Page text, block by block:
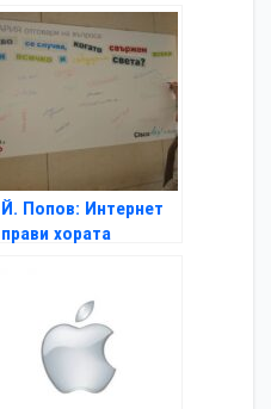
млн.долара
Й. Попов: Интернет
прави хората